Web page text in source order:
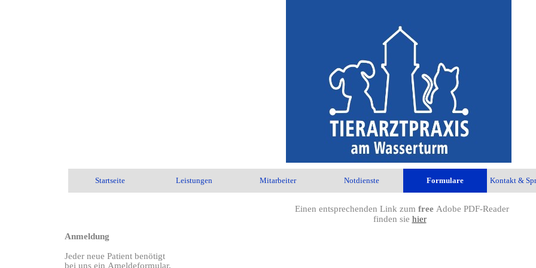
Startseite Leistungen Mitarbeiter Notdienste Formulare Kontakt &
Einen entsprechenden Link zum free Adobe PDF-Reader
finden sie hier
Anmeldung
Jeder neue Patient benötigt
bei uns ein Ameldeformular.